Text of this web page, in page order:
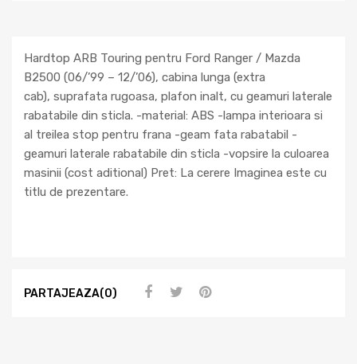
Hardtop ARB Touring pentru Ford Ranger / Mazda
B2500 (06/’99 – 12/’06), cabina lunga (extra
cab), suprafata rugoasa, plafon inalt, cu geamuri laterale
rabatabile din sticla. -material: ABS -lampa interioara si
al treilea stop pentru frana -geam fata rabatabil -
geamuri laterale rabatabile din sticla -vopsire la culoarea
masinii (cost aditional) Pret: La cerere Imaginea este cu
titlu de prezentare.
PARTAJEAZA(0)